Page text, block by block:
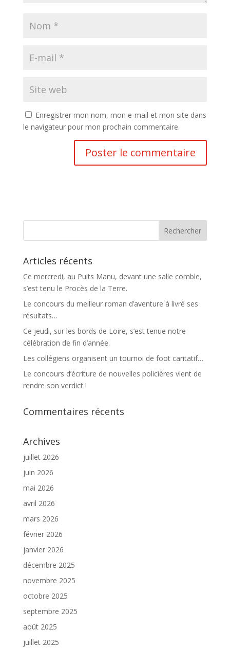
Enregistrer mon nom, mon e-mail et mon site dans
le navigateur pour mon prochain commentaire.
Articles récents
Ce mercredi, au Puits Manu, devant une salle comble,
s’est tenu le Procès de la Terre.
Le concours du meilleur roman d’aventure à livré ses
résultats…
Ce jeudi, sur les bords de Loire, s’est tenue notre
célébration de fin d’année.
Les collégiens organisent un tournoi de foot caritatif…
Le concours d’écriture de nouvelles policières vient de
rendre son verdict !
Commentaires récents
Archives
juillet 2026
juin 2026
mai 2026
avril 2026
mars 2026
février 2026
janvier 2026
décembre 2025
novembre 2025
octobre 2025
septembre 2025
août 2025
juillet 2025